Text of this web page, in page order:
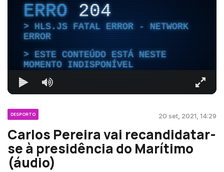
ERRO204
HLS.JS FATAL ERROR - NETWORK
ERROR
ESTE CONTEÚDO ESTÁ NESTE
MOMENTO INDISPONÍVEL
DESPORTO 20 set, 2021, 14:29
Carlos Pereira vai recandidatar-
se à presidência do Marítimo
(áudio)